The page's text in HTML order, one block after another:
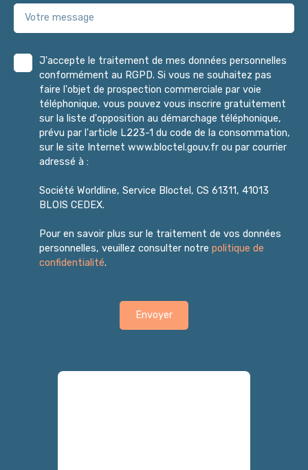
Votre message
J'accepte le traitement de mes données personnelles
conformément au RGPD. Si vous ne souhaitez pas
faire l'objet de prospection commerciale par voie
téléphonique, vous pouvez vous inscrire gratuitement
sur la liste d'opposition au démarchage téléphonique,
prévu par l'article L223-1 du code de la consommation,
sur le site Internet www.bloctel.gouv.fr ou par courrier
adressé à :
Société Worldline, Service Bloctel, CS 61311, 41013
BLOIS CEDEX.
Pour en savoir plus sur le traitement de vos données
personnelles, veuillez consulter notre politique de
confidentialité.
Envoyer